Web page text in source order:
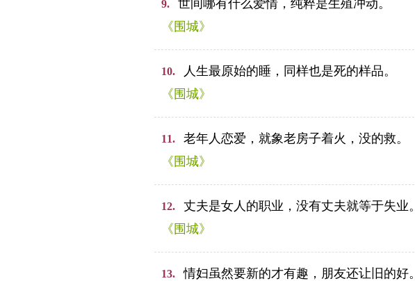
9.
世间哪有什么爱情，纯粹是生殖冲动。
《围城》
10.
人生最原始的睡，同样也是死的样品。
《围城》
11.
老年人恋爱，就象老房子着火，没的救。
《围城》
12.
丈夫是女人的职业，没有丈夫就等于失业。
《围城》
13.
情妇虽然要新的才有趣，朋友还让旧的好。